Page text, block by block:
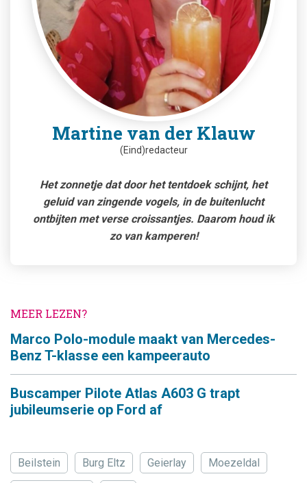
Martine van der Klauw
(Eind)redacteur
Het zonnetje dat door het tentdoek schijnt, het
geluid van zingende vogels, in de buitenlucht
ontbijten met verse croissantjes. Daarom houd ik
zo van kamperen!
MEER LEZEN?
Marco Polo-module maakt van Mercedes-
Benz T-klasse een kampeerauto
Buscamper Pilote Atlas A603 G trapt
jubileumserie op Ford af
Beilstein Burg Eltz Geierlay Moezeldal